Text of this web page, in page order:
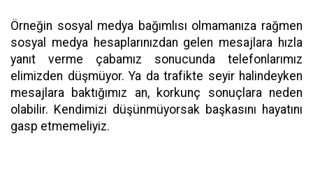
Örneğin sosyal medya bağımlısı olmamanıza rağmen
sosyal medya hesaplarınızdan gelen mesajlara hızla
yanıt verme çabamız sonucunda telefonlarımız
elimizden düşmüyor. Ya da trafikte seyir halindeyken
mesajlara baktığımız an, korkunç sonuçlara neden
olabilir. Kendimizi düşünmüyorsak başkasını hayatını
gasp etmemeliyiz.